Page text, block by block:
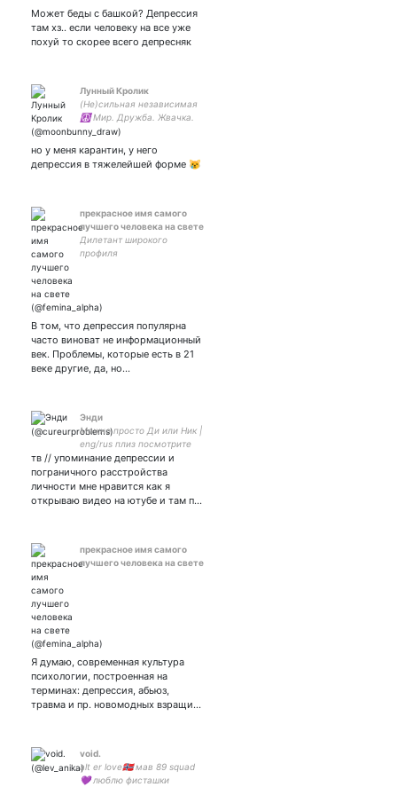
путешествие в них donate
сбер 4276 1200 1332 0028
Может беды с башкой? Депрессия
там хз.. если человеку на все уже
похуй то скорее всего депресняк
Лунный Кролик
(Не)сильная независимая
☮️ Мир. Дружба. Жвачка.
Карандаши. Кисти. Краски.
🐈)
но у меня карантин, у него
депрессия в тяжелейшей форме 😿
прекрасное имя самого
лучшего человека на свете
Дилетант широкого
профиля
В том, что депрессия популярна
часто виноват не информационный
век. Проблемы, которые есть в 21
веке другие, да, но…
Энди
Можно просто Ди или Ник |
eng/rus плиз посмотрите
вот эту штучку:
тв // упоминание депрессии и
пограничного расстройства
личности мне нравится как я
открываю видео на ютубе и там п…
прекрасное имя самого
лучшего человека на свете
Я думаю, современная культура
психологии, построенная на
терминах: депрессия, абьюз,
травма и пр. новомодных взращи…
void.
alt er love🇳🇴 мав 89 squad
💜 люблю фисташки